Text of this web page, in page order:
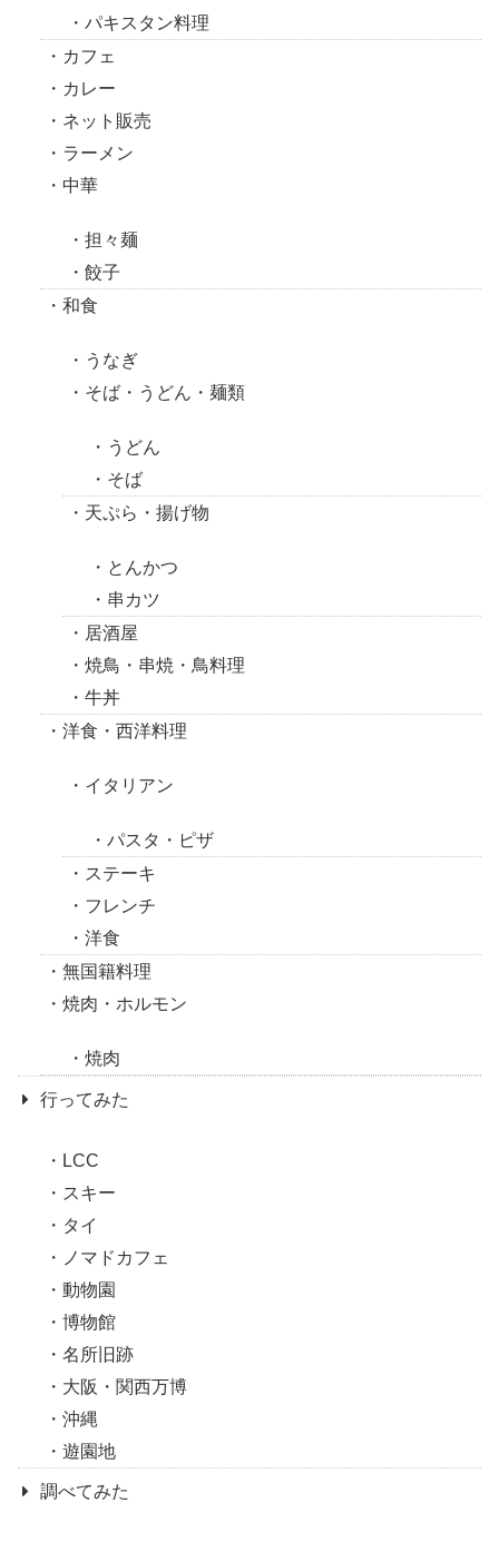
パキスタン料理
カフェ
カレー
ネット販売
ラーメン
中華
担々麺
餃子
和食
うなぎ
そば・うどん・麺類
うどん
そば
天ぷら・揚げ物
とんかつ
串カツ
居酒屋
焼鳥・串焼・鳥料理
牛丼
洋食・西洋料理
イタリアン
パスタ・ピザ
ステーキ
フレンチ
洋食
無国籍料理
焼肉・ホルモン
焼肉
行ってみた
LCC
スキー
タイ
ノマドカフェ
動物園
博物館
名所旧跡
大阪・関西万博
沖縄
遊園地
調べてみた